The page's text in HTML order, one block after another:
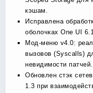
кэшам.
Исправлена
оболочках One UI
Мод-меню v4.0:
вызовов (Syscalls)
невидимости патчей.
Обновлен стэк
1.3 при